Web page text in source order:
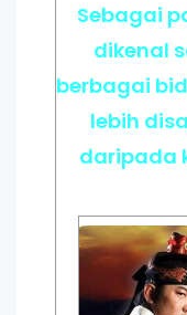
Sebagai
dikenal
berbagai
lebih
daripada